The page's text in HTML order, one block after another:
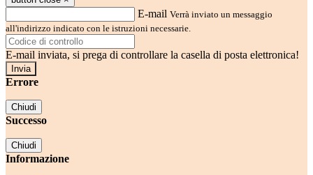
E-mail Verrà inviato un messaggio
all'indirizzo indicato con le istruzioni necessarie.
E-mail inviata, si prega di controllare la casella di posta elettronica!
Errore
Chiudi
Successo
Chiudi
Informazione